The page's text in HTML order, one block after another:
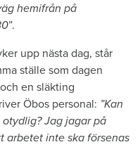
hemifrån på
”.
upp nästa dag, står
ställe som dagen
en släkting
Öbos personal: ”Kan
Jag jagar på
arbetet inte ska försenas